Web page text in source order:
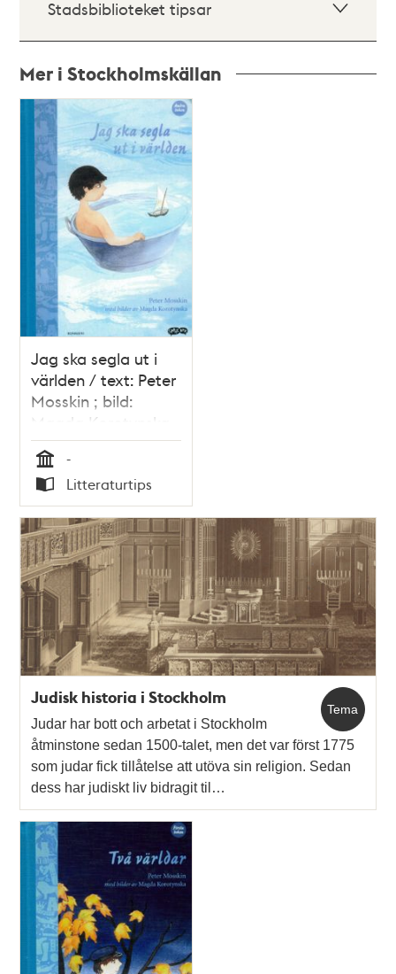
Stadsbiblioteket tipsar
Mer i Stockholmskällan
Relaterade
poster
och
teman
Jag ska segla ut i
världen / text: Peter
Mosskin ; bild:
Magda Korotynska
Tid
-
Typ
Litteraturtips
Tema
Judisk historia i Stockholm
Judar har bott och arbetat i Stockholm
åtminstone sedan 1500-talet, men det var först 1775
som judar fick tillåtelse att utöva sin religion. Sedan
dess har judiskt liv bidragit til…